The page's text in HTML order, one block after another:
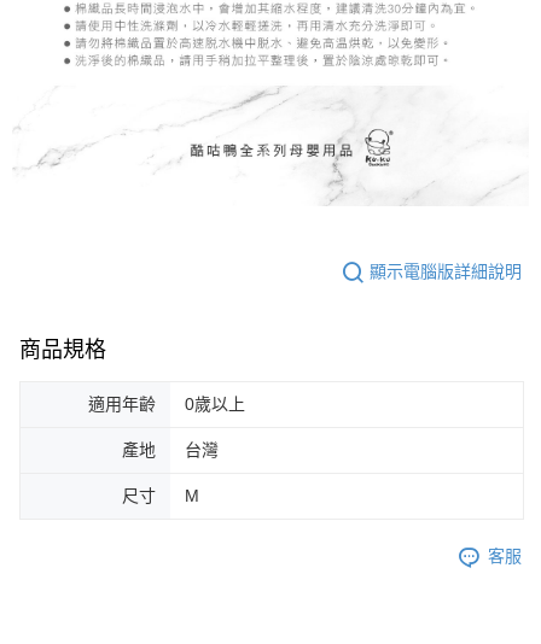
顯示電腦版詳細說明
商品規格
適用年齡 0歲以上
產地 台灣
尺寸 M
客服